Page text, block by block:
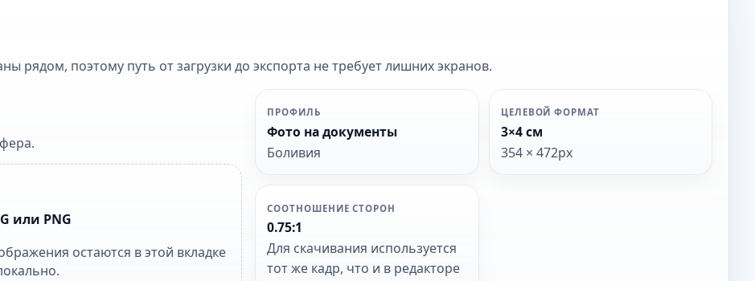
рядом, поэтому путь от загрузки до экспорта не требует лишних экранов.
или PNG
остаются в этой вкладке
ПРОФИЛЬ
Фото на документы
Боливия
ЦЕЛЕВОЙ ФОРМАТ
3×4 см
354 × 472px
СООТНОШЕНИЕ СТОРОН
0.75:1
Для скачивания используется
тот же кадр, что и в редакторе